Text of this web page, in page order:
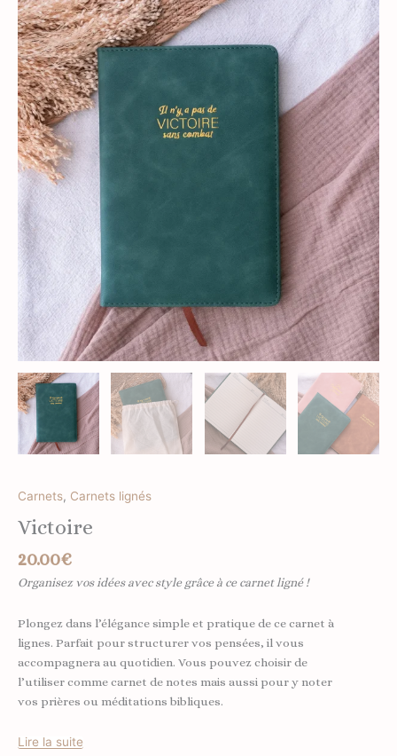
Carnets, Carnets lignés
Victoire
20.00€
Organisez vos idées avec style grâce à ce carnet ligné !
Plongez dans l’élégance simple et pratique de ce carnet à
lignes. Parfait pour structurer vos pensées, il vous
accompagnera au quotidien. Vous pouvez choisir de
l’utiliser comme carnet de notes mais aussi pour y noter
vos prières ou méditations bibliques.
Lire la suite
quantité
de
Victoire